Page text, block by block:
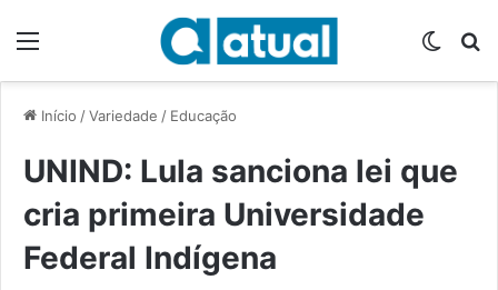
Início /Variedade / Educação
UNIND: Lula sanciona lei que
cria primeira Universidade
Federal Indígena